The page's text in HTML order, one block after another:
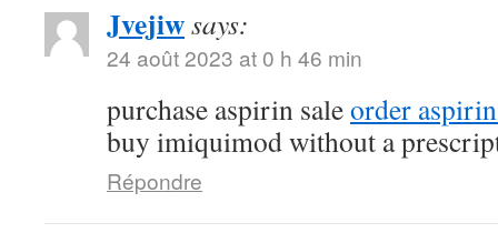
Jvejiwsays:
24 août 2023 at 0 h 46 min
purchase aspirin saleorder
buy imiquimod without a
Répondre